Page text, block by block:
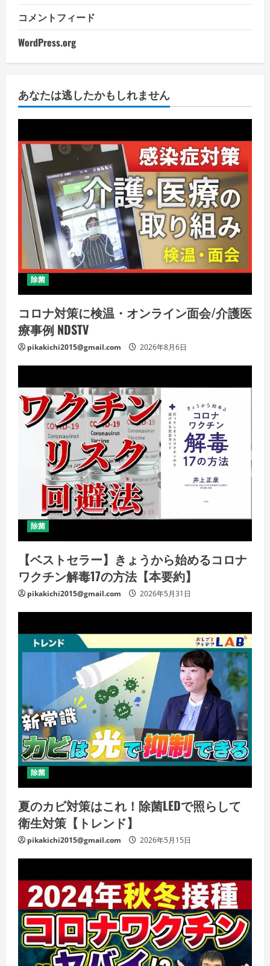
コメントフィード
WordPress.org
あなたは逃したかもしれません
除菌
コロナ対策に検温・オンライン面会/介護医
療事例 NDSTV
pikakichi2015@gmail.com 2026年8月6日
除菌
【ベストセラー】きょうから始めるコロナ
ワクチン解毒17の方法【本要約】
pikakichi2015@gmail.com 2026年5月31日
除菌
夏のカビ対策はこれ！除菌LEDで照らして
衛生対策【トレンド】
pikakichi2015@gmail.com 2026年5月15日